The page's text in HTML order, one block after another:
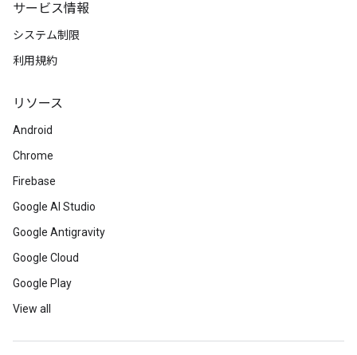
サービス情報
システム制限
利用規約
リソース
Android
Chrome
Firebase
Google AI Studio
Google Antigravity
Google Cloud
Google Play
View all